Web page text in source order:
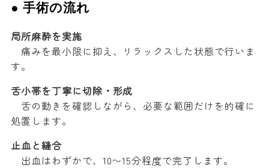
● 手術の流れ
局所麻酔を実施
痛みを最小限に抑え、リラックスした状態で行いま
す。
舌小帯を丁寧に切除・形成
舌の動きを確認しながら、必要な範囲だけを的確に
処置します。
止血と縫合
出血はわずかで、10〜15分程度で完了します。